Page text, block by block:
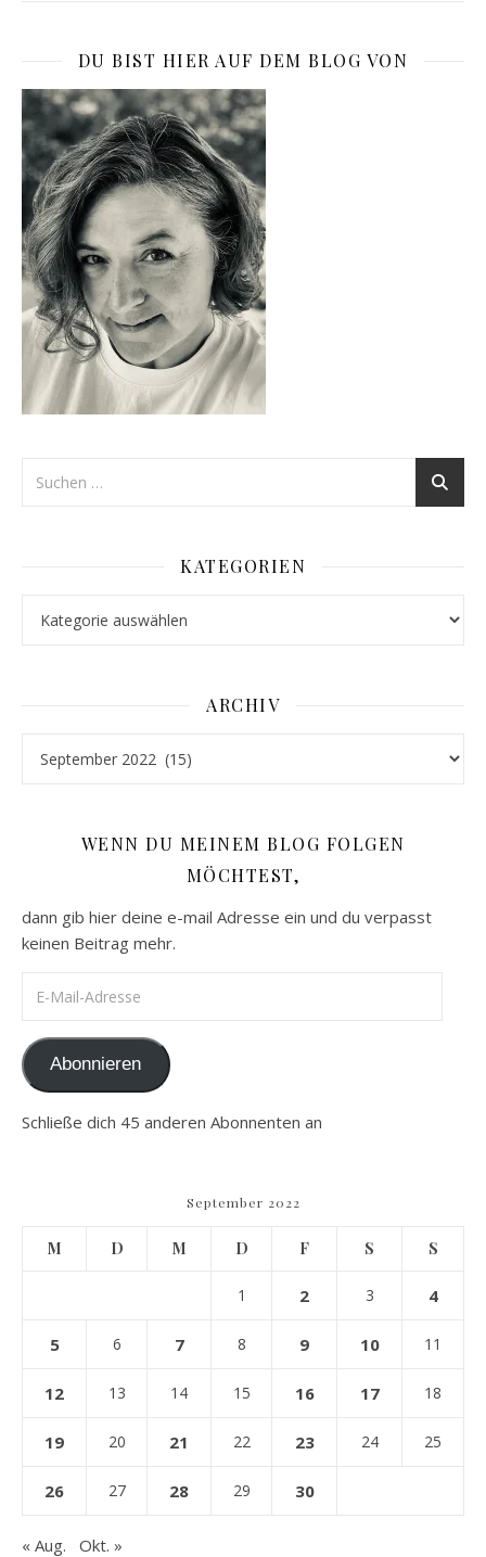
DU BIST HIER AUF DEM BLOG VON
KATEGORIEN
ARCHIV
WENN DU MEINEM BLOG FOLGEN
MÖCHTEST,
dann gib hier deine e-mail Adresse ein und du verpasst
keinen Beitrag mehr.
Abonnieren
Schließe dich 45 anderen Abonnenten an
September 2022
M D M D F S S
1 2 3 4
5 6 7 8 9 10 11
12 13 14 15 16 17 18
19 20 21 22 23 24 25
26 27 28 29 30
« Aug. Okt. »